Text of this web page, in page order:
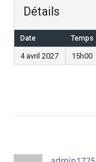
Détails
Date Temps
4 avril 2027 15h00